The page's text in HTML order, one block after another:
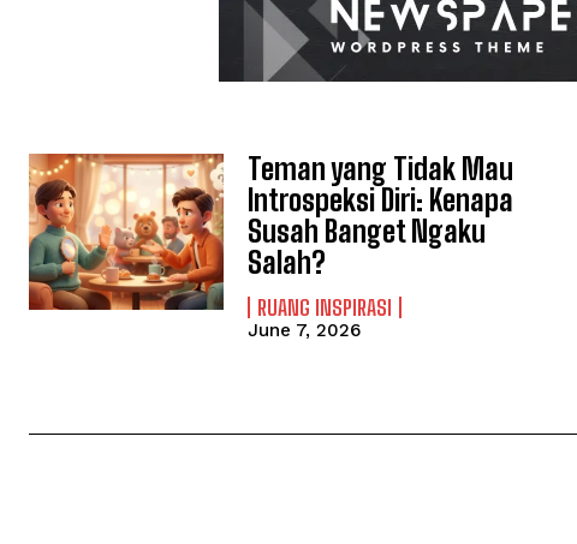
Teman yang Tidak Mau
Introspeksi Diri: Kenapa
Susah Banget Ngaku
Salah?
RUANG INSPIRASI
June 7, 2026